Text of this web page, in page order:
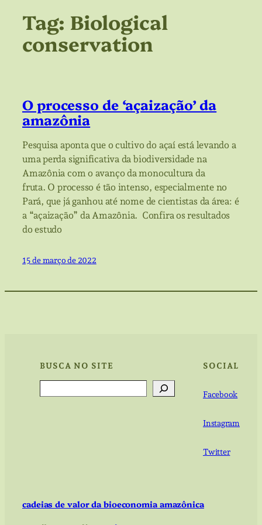
Tag: Biological
conservation
O processo de ‘açaização’ da
amazônia
Pesquisa aponta que o cultivo do açaí está levando a
uma perda significativa da biodiversidade na
Amazônia com o avanço da monocultura da
fruta. O processo é tão intenso, especialmente no
Pará, que já ganhou até nome de cientistas da área: é
a “açaização” da Amazônia. Confira os resultados
do estudo
15 de março de 2022
BUSCA NO SITE SOCIAL
Facebook
Instagram
Twitter
cadeias de valor da bioeconomia amazônica